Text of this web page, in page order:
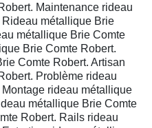
Maintenance rideau
métallique Brie
métallique Brie Comte
Brie Comte Robert.
Comte Robert. Artisan
Problème rideau
rideau métallique
métallique Brie Comte
Robert. Rails rideau